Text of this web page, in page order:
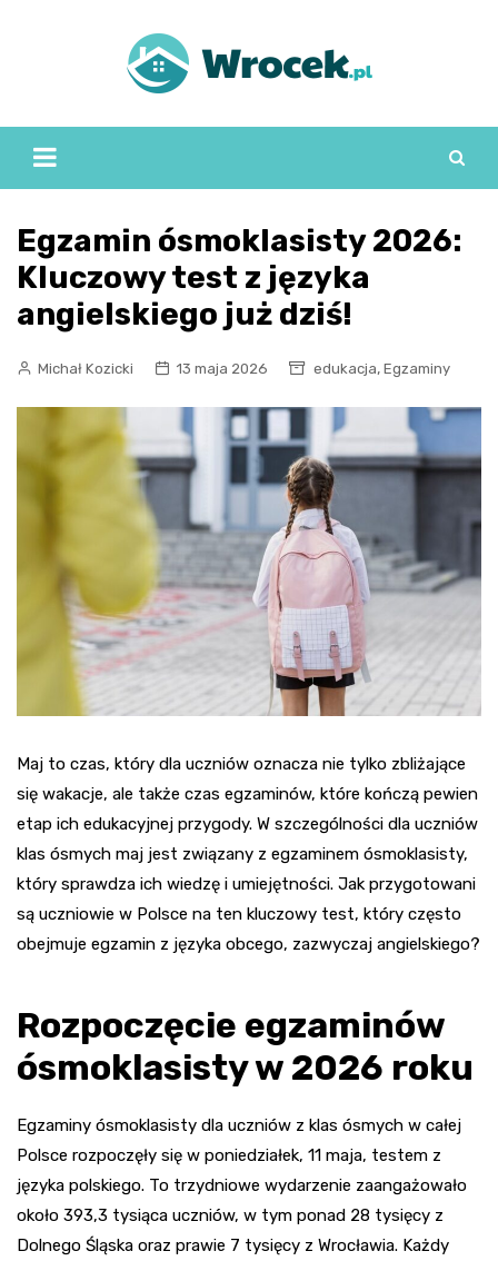
Egzamin ósmoklasisty 2026:
Kluczowy test z języka
angielskiego już dziś!
Michał Kozicki 13 maja 2026 edukacja, Egzaminy
Maj to czas, który dla uczniów oznacza nie tylko zbliżające
się wakacje, ale także czas egzaminów, które kończą pewien
etap ich edukacyjnej przygody. W szczególności dla uczniów
klas ósmych maj jest związany z egzaminem ósmoklasisty,
który sprawdza ich wiedzę i umiejętności. Jak przygotowani
są uczniowie w Polsce na ten kluczowy test, który często
obejmuje egzamin z języka obcego, zazwyczaj angielskiego?
Rozpoczęcie egzaminów
ósmoklasisty w 2026 roku
Egzaminy ósmoklasisty dla uczniów z klas ósmych w całej
Polsce rozpoczęły się w poniedziałek, 11 maja, testem z
języka polskiego. To trzydniowe wydarzenie zaangażowało
około 393,3 tysiąca uczniów, w tym ponad 28 tysięcy z
Dolnego Śląska oraz prawie 7 tysięcy z Wrocławia. Każdy